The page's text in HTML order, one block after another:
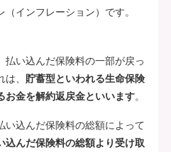
インフレーション）です。
払い込んだ保険料の一部が戻っ
、 貯蓄型といわれる生命保険
お金を解約返戻金といいます。
い込んだ保険料の総額によって
込んだ保険料の総額より受け取